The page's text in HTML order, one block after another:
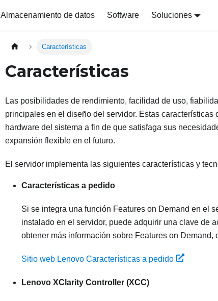
Almacenamiento de datos Software Soluciones
Características
Características
Las posibilidades de rendimiento, facilidad de uso,
principales en el diseño del servidor. Estas
hardware del sistema a fin de que satisfaga sus
expansión flexible en el futuro.
El servidor implementa las siguientes características y
Características a pedido
Si se integra una función Features on Demand en el
instalado en el servidor, puede adquirir una clave de
obtener más información sobre Features on Demand,
Sitio web Lenovo Características a pedido
Lenovo XClarity Controller (XCC)